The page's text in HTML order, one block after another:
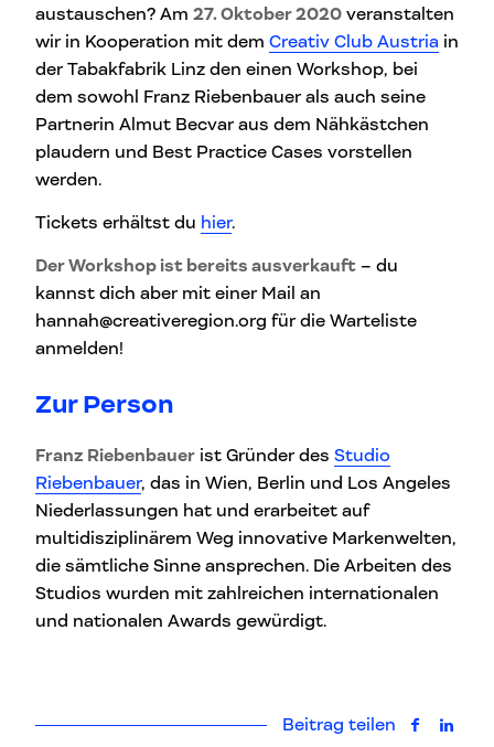
austauschen? Am 27. Oktober 2020 veranstalten
wir in Kooperation mit dem Creativ Club Austria in
der Tabakfabrik Linz den einen Workshop, bei
dem sowohl Franz Riebenbauer als auch seine
Partnerin Almut Becvar aus dem Nähkästchen
plaudern und Best Practice Cases vorstellen
werden.
Tickets erhältst du hier.
Der Workshop ist bereits ausverkauft – du
kannst dich aber mit einer Mail an
hannah@creativeregion.org für die Warteliste
anmelden!
Zur Person
Franz Riebenbauer ist Gründer des Studio
Riebenbauer, das in Wien, Berlin und Los Angeles
Niederlassungen hat und erarbeitet auf
multidisziplinärem Weg innovative Markenwelten,
die sämtliche Sinne ansprechen. Die Arbeiten des
Studios wurden mit zahlreichen internationalen
und nationalen Awards gewürdigt.
Beitrag teilen auf auf